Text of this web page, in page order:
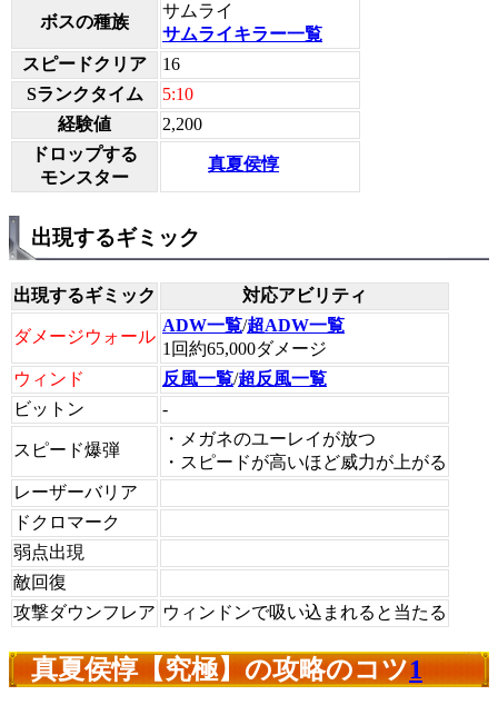
ボスの種族
サムライ
サムライキラー一覧
スピードクリア
16
Sランクタイム
5:10
経験値
2,200
ドロップする
モンスター
真夏侯惇
出現するギミック
出現するギミック 対応アビリティ
ダメージウォール
ADW一覧/超ADW一覧
1回約65,000ダメージ
ウィンド
反風一覧/超反風一覧
ビットン
-
スピード爆弾
・メガネのユーレイが放つ
・スピードが高いほど威力が上がる
レーザーバリア
ドクロマーク
弱点出現
敵回復
攻撃ダウンフレア ウィンドンで吸い込まれると当たる
真夏侯惇【究極】の攻略のコツ1